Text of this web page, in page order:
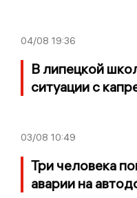
04/08 19:36
В липецкой
ситуации с
03/08 10:49
Три человека
аварии на